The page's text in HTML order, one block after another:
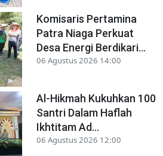
Komisaris Pertamina
Patra Niaga Perkuat
Desa Energi Berdikari...
06 Agustus 2026 14:00
Al-Hikmah Kukuhkan 100
Santri Dalam Haflah
Ikhtitam Ad...
06 Agustus 2026 12:00